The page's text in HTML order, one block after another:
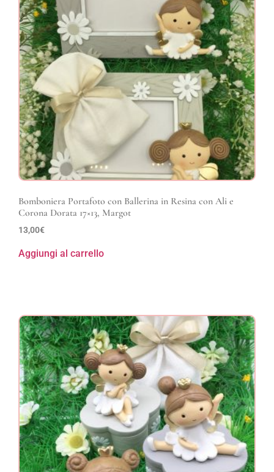
Bomboniera Portafoto con Ballerina in Resina con Ali e
Corona Dorata 17×13, Margot
13,00€
Aggiungi al carrello